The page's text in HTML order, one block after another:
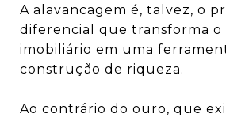
A alavancagem é, talvez, o
diferencial que transforma o
imobiliário em uma
construção de riqueza.
Ao contrário do ouro, que